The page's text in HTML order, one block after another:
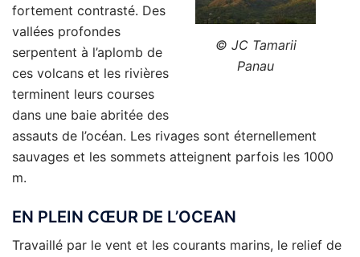
© JC Tamarii
Panau
fortement contrasté. Des
vallées profondes
serpentent à l’aplomb de
ces volcans et les rivières
terminent leurs courses
dans une baie abritée des
assauts de l’océan. Les rivages sont éternellement
sauvages et les sommets atteignent parfois les 1000
m.
EN PLEIN CŒUR DE L’OCEAN
Travaillé par le vent et les courants marins, le relief de